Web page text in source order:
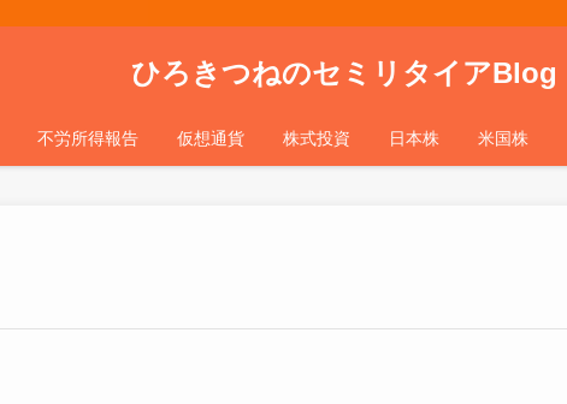
ひろきつねのセミリタイアBlog
不労所得報告 仮想通貨 株式投資 日本株 米国株